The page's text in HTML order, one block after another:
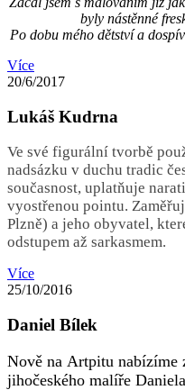
byly nástěnné
Po dobu mého dětství a
Více
20/6/2017
Lukáš Kudrna
Ve své figurální tvorbě
nadsázku v duchu tradic
současnost, uplatňuje
vyostřenou pointu.
Plzně) a jeho obyvatel,
odstupem až sarkasmem.
Více
25/10/2016
Daniel Bílek
Nově na Artpitu nabízíme
jihočeského malíře